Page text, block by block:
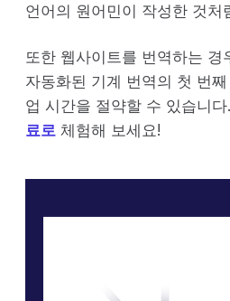
언어의 원어민이 작성한 것처
또한 웹사이트를 번역하는
자동화된 기계 번역의 첫 번
업 시간을 절약할 수 있습니다.
료로 체험해 보세요!